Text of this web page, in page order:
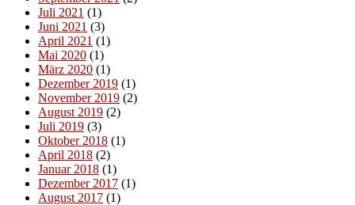
Juli 2021 (1)
Juni 2021 (3)
April 2021 (1)
Mai 2020 (1)
März 2020 (1)
Dezember 2019 (1)
November 2019 (2)
August 2019 (2)
Juli 2019 (3)
Oktober 2018 (1)
April 2018 (2)
Januar 2018 (1)
Dezember 2017 (1)
August 2017 (1)